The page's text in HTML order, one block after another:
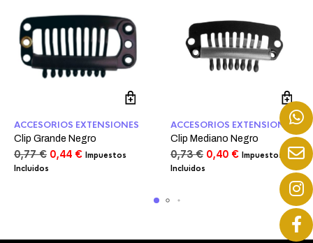
ACCESORIOS EXTENSIONES
Clip Grande Negro
0,77€ El
0,44 €ElImpuestos
Incluidos
ACCESORIOS EXTENSIONES
Clip Mediano Negro
0,73€ El
0,40 €ElImpuestos
Incluidos